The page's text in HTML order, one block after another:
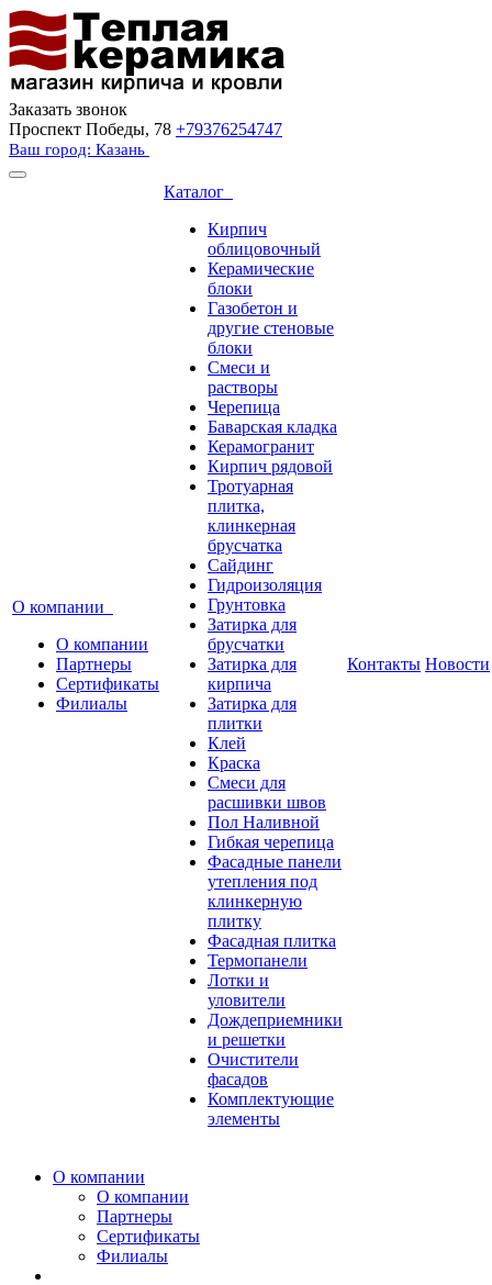
Заказать звонок
Проспект Победы, 78 +79376254747
Ваш город: Казань
О компании
О компании
Партнеры
Сертификаты
Филиалы
Каталог
Кирпич
облицовочный
Керамические
блоки
Газобетон и
другие стеновые
блоки
Смеси и
растворы
Черепица
Баварская кладка
Керамогранит
Кирпич рядовой
Тротуарная
плитка,
клинкерная
брусчатка
Сайдинг
Гидроизоляция
Грунтовка
Затирка для
брусчатки
Затирка для
кирпича
Затирка для
плитки
Клей
Краска
Смеси для
расшивки швов
Пол Наливной
Гибкая черепица
Фасадные панели
утепления под
клинкерную
плитку
Фасадная плитка
Термопанели
Лотки и
уловители
Дождеприемники
и решетки
Очистители
фасадов
Комплектующие
элементы
Контакты Новости
О компании
О компании
Партнеры
Сертификаты
Филиалы